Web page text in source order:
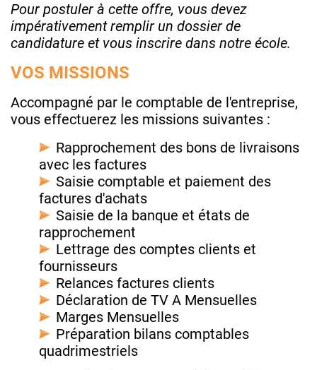
Pour postuler à cette offre, vous devez
impérativement remplir un dossier de
candidature et vous inscrire dans notre école.
VOS MISSIONS
Accompagné par le comptable de l'entreprise,
vous effectuerez les missions suivantes :
Rapprochement des bons de livraisons
avec les factures
Saisie comptable et paiement des
factures d'achats
Saisie de la banque et états de
rapprochement
Lettrage des comptes clients et
fournisseurs
Relances factures clients
Déclaration de TV A Mensuelles
Marges Mensuelles
Préparation bilans comptables
quadrimestriels